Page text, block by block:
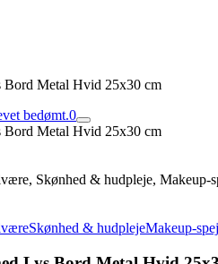
Metal Hvid 25x30 cm
bedømt.0
Metal Hvid 25x30 cm
Skønhed & hudpleje, Makeup-
Skønhed & hudplejeMakeup-